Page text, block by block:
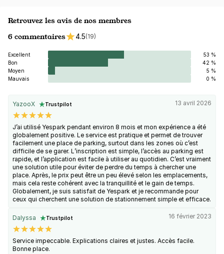
Retrouvez les avis de nos membres
6 commentaires
4.5(19)
Excellent
53 %
Bon
42 %
Moyen
5 %
Mauvais
0 %
YazooX Trustpilot 13 avril 2026
J’ai utilisé Yespark pendant environ 8 mois et mon expérience a été
globalement positive. Le service est pratique et permet de trouver
facilement une place de parking, surtout dans les zones où c’est
difficile de se garer. L’inscription est simple, l’accès au parking est
rapide, et l’application est facile à utiliser au quotidien. C’est vraiment
une solution utile pour éviter de perdre du temps à chercher une
place. Après, le prix peut être un peu élevé selon les emplacements,
mais cela reste cohérent avec la tranquillité et le gain de temps.
Globalement, je suis satisfait de Yespark et je recommande pour
ceux qui cherchent une solution de stationnement simple et efficace.
Dalyssa Trustpilot 16 février 2023
Service impeccable. Explications claires et justes. Accès facile.
Bonne place.